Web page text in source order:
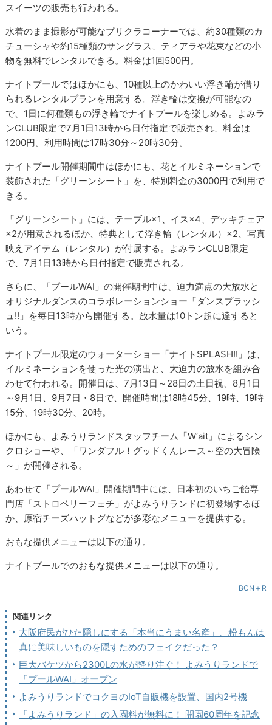
スイーツの販売も行われる。
水着のまま撮影が可能なプリクラコーナーでは、約30種類のカ
チューシャや約15種類のサングラス、ティアラや花束などの小
物を無料でレンタルできる。料金は1回500円。
ナイトプールではほかにも、10種以上のかわいい浮き輪が借り
られるレンタルプランを用意する。浮き輪は交換が可能なの
で、1日に何種類もの浮き輪でナイトプールを楽しめる。よみラ
ンCLUB限定で7月1日13時から日付指定で販売され、料金は
1200円。利用時間は17時30分～20時30分。
ナイトプール開催期間中はほかにも、花とイルミネーションで
装飾された「グリーンシート」を、特別料金の3000円で利用で
きる。
「グリーンシート」には、テーブル×1、イス×4、デッキチェア
×2が用意されるほか、特典として浮き輪（レンタル）×2、写真
映えアイテム（レンタル）が付属する。よみランCLUB限定
で、7月1日13時から日付指定で販売される。
さらに、「プールWAI」の開催期間中は、迫力満点の大放水と
オリジナルダンスのコラボレーションショー「ダンスプラッシ
ュ!!」を毎日13時から開催する。放水量は10トン超に達すると
いう。
ナイトプール限定のウォーターショー「ナイトSPLASH!!」は、
イルミネーションを使った光の演出と、大迫力の放水を組み合
わせて行われる。開催日は、7月13日～28日の土日祝、8月1日
～9月1日、9月7日・8日で、開催時間は18時45分、19時、19時
15分、19時30分、20時。
ほかにも、よみうりランドスタッフチーム「W‘ait」によるシン
クロショーや、「ワンダフル！グッドくんレース～空の大冒険
～」が開催される。
あわせて「プールWAI」開催期間中には、日本初のいちご飴専
門店「ストロベリーフェチ」がよみうりランドに初登場するほ
か、原宿チーズハットグなどが多彩なメニューを提供する。
おもな提供メニューは以下の通り。
ナイトプールでのおもな提供メニューは以下の通り。
BCN＋R
関連リンク
大阪府民がひた隠しにする「本当にうまい名産」、粉もんは
真に美味しいものを隠すためのフェイクだった？
巨大バケツから2300Lの水が降り注ぐ！ よみうりランドで
「プールWAI」オープン
よみうりランドでコクヨのIoT自販機を設置、国内2号機
「よみうりランド」の入園料が無料に！ 開園60周年を記念